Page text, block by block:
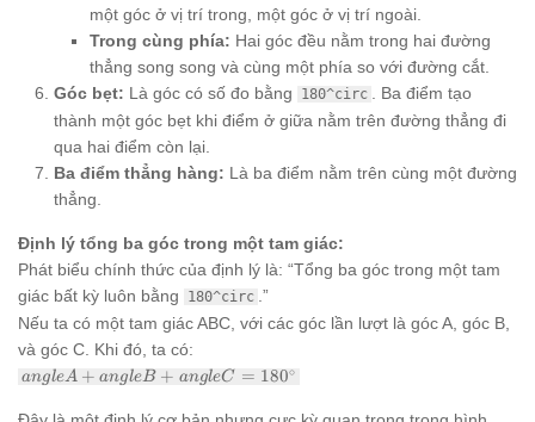
một góc ở vị trí trong, một góc ở vị trí ngoài.
Trong cùng phía: Hai góc đều nằm trong hai đường
thẳng song song và cùng một phía so với đường cắt.
Góc bẹt: Là góc có số đo bằng 180^circ
. Ba điểm tạo
thành một góc bẹt khi điểm ở giữa nằm trên đường thẳng đi
qua hai điểm còn lại.
Ba điểm thẳng hàng: Là ba điểm nằm trên cùng một đường
thẳng.
Định lý tổng ba góc trong một tam giác:
Phát biểu chính thức của định lý là: “Tổng ba góc trong một tam
giác bất kỳ luôn bằng
180^circ .”
Nếu ta có một tam giác ABC, với các góc lần lượt là góc A, góc B,
và góc C. Khi đó, ta có:
angle A
B +
angleA + angleB + angleC = 180∘